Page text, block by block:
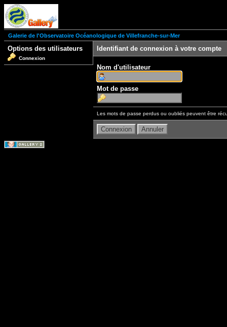
Galerie de l'Observatoire Océanologique de Villefranche-sur-Mer
Options des utilisateurs
Connexion
Identifiant de connexion à votre compte
Nom d'utilisateur
Mot de passe
Les mots de passe perdus ou oubliés peuvent être